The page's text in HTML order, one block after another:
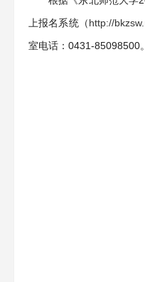
上报名系统（http://
室电话：0431-85098500